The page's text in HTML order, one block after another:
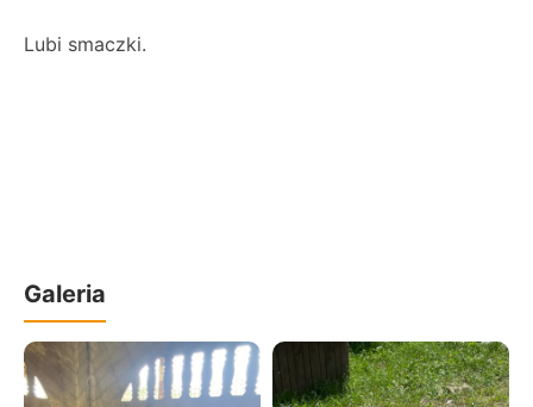
Lubi smaczki.
Galeria